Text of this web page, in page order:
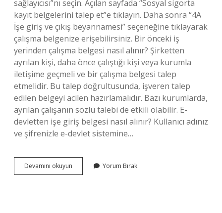
sağlayıcısı”nı seçin. Açılan sayfada “Sosyal sigorta
kayıt belgelerini talep et”e tıklayın. Daha sonra “4A
İşe giriş ve çıkış beyannamesi” seçeneğine tıklayarak
çalışma belgenize erişebilirsiniz. Bir önceki iş
yerinden çalışma belgesi nasıl alınır? Şirketten
ayrılan kişi, daha önce çalıştığı kişi veya kurumla
iletişime geçmeli ve bir çalışma belgesi talep
etmelidir. Bu talep doğrultusunda, işveren talep
edilen belgeyi acilen hazırlamalıdır. Bazı kurumlarda,
ayrılan çalışanın sözlü talebi de etkili olabilir. E-
devletten işe giriş belgesi nasıl alınır? Kullanıcı adınız
ve şifrenizle e-devlet sistemine…
Devamını okuyun
Devletten
Yorum Bırak